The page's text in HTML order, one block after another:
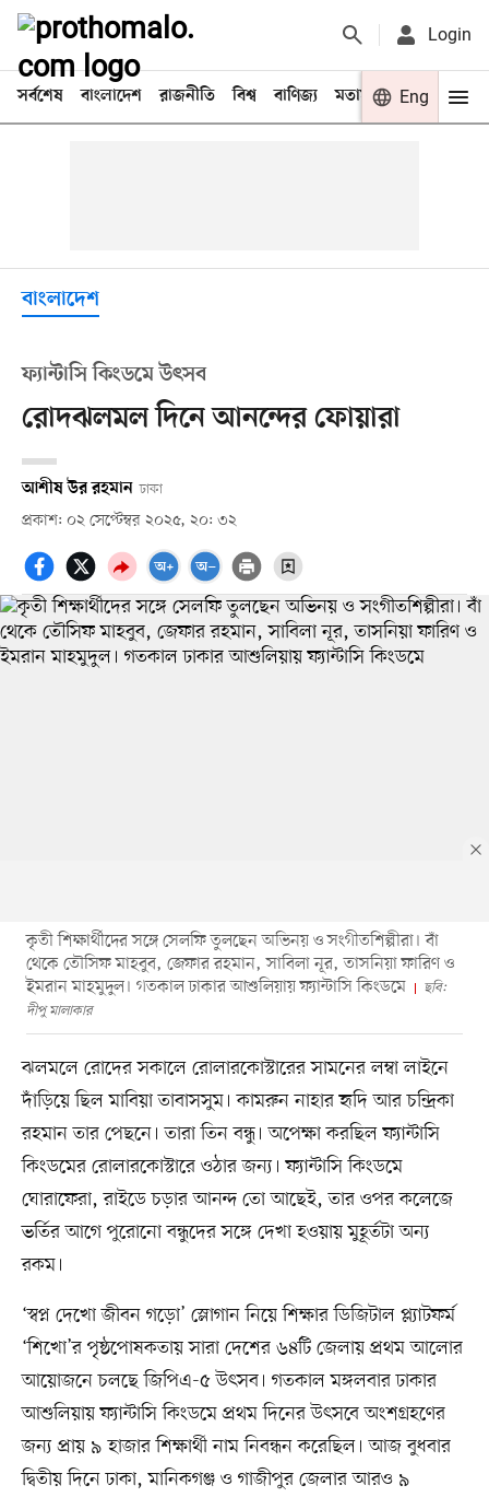
Login
সর্বশেষ বাংলাদেশ রাজনীতি বিশ্ব বাণিজ্য মতামত খেলা
Eng
বাংলাদেশ
ফ্যান্টাসি কিংডমে উৎসব
রোদঝলমল দিনে আনন্দের ফোয়ারা
আশীষ উর রহমান ঢাকা
প্রকাশ: ০২ সেপ্টেম্বর ২০২৫, ২০: ৩২
কৃতী শিক্ষার্থীদের সঙ্গে সেলফি তুলছেন অভিনয় ও সংগীতশিল্পীরা। বাঁ
থেকে তৌসিফ মাহবুব, জেফার রহমান, সাবিলা নূর, তাসনিয়া ফারিণ ও
ইমরান মাহমুদুল। গতকাল ঢাকার আশুলিয়ায় ফ্যান্টাসি কিংডমে
ছবি:
দীপু মালাকার
ঝলমলে রোদের সকালে রোলারকোস্টারের সামনের লম্বা লাইনে
দাঁড়িয়ে ছিল মাবিয়া তাবাসসুম। কামরুন নাহার হৃদি আর চন্দ্রিকা
রহমান তার পেছনে। তারা তিন বন্ধু। অপেক্ষা করছিল ফ্যান্টাসি
কিংডমের রোলারকোস্টারে ওঠার জন্য। ফ্যান্টাসি কিংডমে
ঘোরাফেরা, রাইডে চড়ার আনন্দ তো আছেই, তার ওপর কলেজে
ভর্তির আগে পুরোনো বন্ধুদের সঙ্গে দেখা হওয়ায় মুহূর্তটা অন্য
রকম।
‘স্বপ্ন দেখো জীবন গড়ো’ স্লোগান নিয়ে শিক্ষার ডিজিটাল প্ল্যাটফর্ম
‘শিখো’র পৃষ্ঠপোষকতায় সারা দেশের ৬৪টি জেলায় প্রথম আলোর
আয়োজনে চলছে জিপিএ-৫ উৎসব। গতকাল মঙ্গলবার ঢাকার
আশুলিয়ায় ফ্যান্টাসি কিংডমে প্রথম দিনের উৎসবে অংশগ্রহণের
জন্য প্রায় ৯ হাজার শিক্ষার্থী নাম নিবন্ধন করেছিল। আজ বুধবার
দ্বিতীয় দিনে ঢাকা, মানিকগঞ্জ ও গাজীপুর জেলার আরও ৯